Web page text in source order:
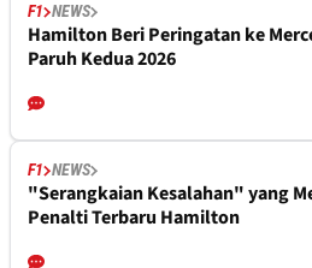
F1 NEWS
Hamilton Beri Peringatan ke
Paruh Kedua 2026
F1 NEWS
"Serangkaian Kesalahan" yang
Penalti Terbaru Hamilton